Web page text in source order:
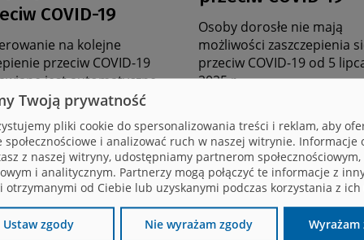
COVID-19
na kolejne
przeciw COVID-19
jest automatyczne.
jeśli chcesz się
Osoby dorosłe nie mają
możliwości zaszczepienia
przeciw COVID-19 od 5
2025 r.
Twoją prywatność
pliki cookie do spersonalizowania treści i reklam, aby
społecznościowe i analizować ruch w naszej witrynie. Informacje
z naszej witryny, udostępniamy partnerom społecznościowym,
i analitycznym. Partnerzy mogą połączyć te informacje z
otrzymanymi od Ciebie lub uzyskanymi podczas korzystania z ich
Ustaw zgody Nie wyrażam zgody Wyrażam